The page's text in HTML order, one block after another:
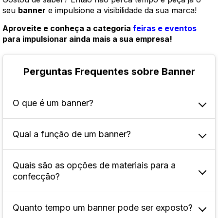
seu banner e impulsione a visibilidade da sua marca!
Aproveite e conheça a categoria feiras e eventos
para impulsionar ainda mais a sua empresa!
Perguntas Frequentes sobre Banner
O que é um banner?
Ele é uma peça publicitária visual impressa,
geralmente em formato retangular ou quadrado,
usada para promover marcas, produtos,
serviços ou eventos.
Qual a função de um banner?
A função principal é atrair a atenção do público
e promover uma mensagem de forma rápida e
impactante. Ele tem a capacidade de chamar a
atenção de pessoas que estão passando pelo
Quais são as opções de materiais para a
confecção?
Podem ser produzidos em diferentes materiais,
Quanto tempo um banner pode ser exposto?